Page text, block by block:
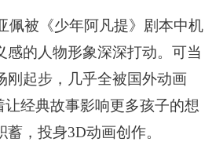
被《少年阿凡提》剧本中机
感的人物形象深深打动。可当
刚起步，几乎全被国外动画
让经典故事影响更多孩子的想
，投身3D动画创作。